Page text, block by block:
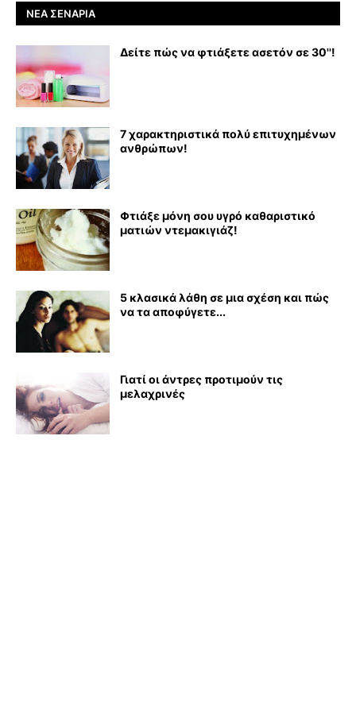
ΝΈΑ ΣΕΝΆΡΙΑ
Δείτε πώς να φτιάξετε ασετόν σε 30''!
7 χαρακτηριστικά πολύ επιτυχημένων
ανθρώπων!
Φτιάξε μόνη σου υγρό καθαριστικό
ματιών ντεμακιγιάζ!
5 κλασικά λάθη σε μια σχέση και πώς
να τα αποφύγετε...
Γιατί οι άντρες προτιμούν τις
μελαχρινές